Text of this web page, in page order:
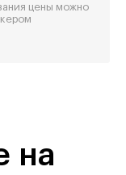
цены можно
на